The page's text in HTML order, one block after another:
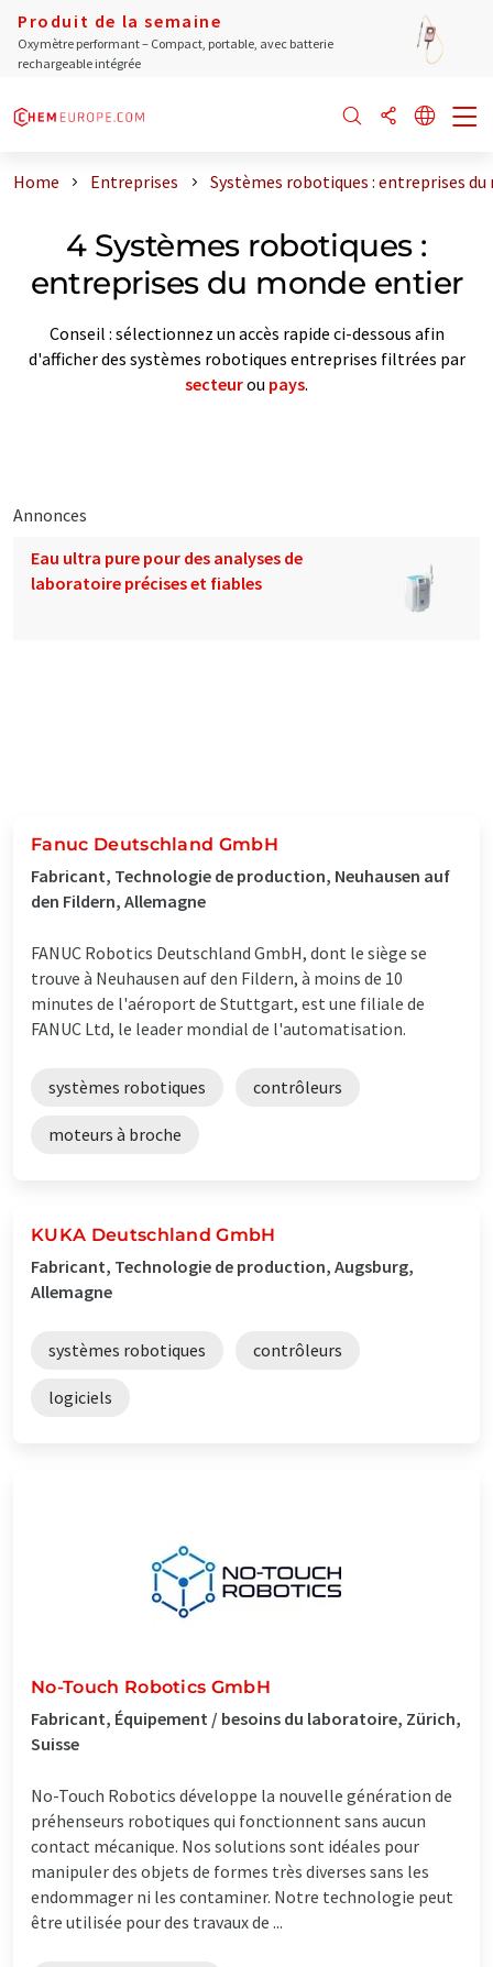
Produit de la semaine
Oxymètre performant – Compact, portable, avec batterie
rechargeable intégrée
Home Entreprises Systèmes robotiques : entreprises
4 Systèmes robotiques :
entreprises du monde entier
Conseil : sélectionnez un accès rapide ci-dessous afin
d'afficher des systèmes robotiques entreprises filtrées par
secteurou pays.
Annonces
Eau ultra pure pour des analyses de
laboratoire précises et fiables
Fanuc Deutschland GmbH
Fabricant, Technologie de production, Neuhausen auf
den Fildern, Allemagne
FANUC Robotics Deutschland GmbH, dont le siège se
trouve à Neuhausen auf den Fildern, à moins de 10
minutes de l'aéroport de Stuttgart, est une filiale de
FANUC Ltd, le leader mondial de l'automatisation.
systèmes robotiques contrôleurs
moteurs à broche
KUKA Deutschland GmbH
Fabricant, Technologie de production, Augsburg,
Allemagne
systèmes robotiques contrôleurs
logiciels
No-Touch Robotics GmbH
Fabricant, Équipement / besoins du laboratoire, Zürich,
Suisse
No-Touch Robotics développe la nouvelle génération de
préhenseurs robotiques qui fonctionnent sans aucun
contact mécanique. Nos solutions sont idéales pour
manipuler des objets de formes très diverses sans les
endommager ni les contaminer. Notre technologie peut
être utilisée pour des travaux de ...